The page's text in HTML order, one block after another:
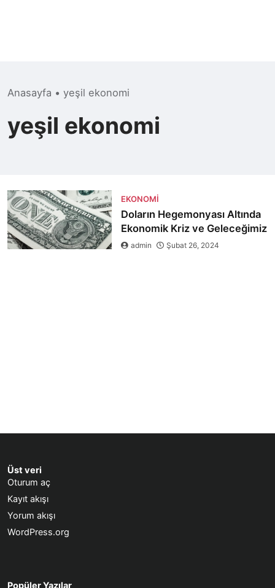
Anasayfa • yeşil ekonomi
yeşil ekonomi
EKONOMI
Doların Hegemonyası Altında
Ekonomik Kriz ve Geleceğimiz
admin Şubat 26, 2024
Üst veri
Oturum aç
Kayıt akışı
Yorum akışı
WordPress.org
Popüler Yazılar